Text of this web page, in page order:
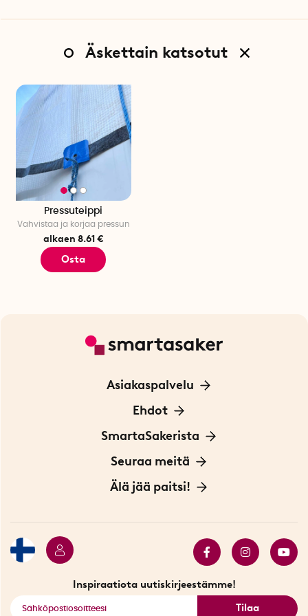
Äskettain katsotut
Pressuteippi
Vahvistaa ja korjaa pressun
alkaen 8.61 €
Osta
Asiakaspalvelu
Ota yhteyttä
Ehdot
Tietoa evästeistä
Yksityisyydensuoja
Sopimusehdot
SmartaSakerista
Meistä
Myymälä Tukholmassa
Seuraa meitä
Innovaattoriblogi
Älä jää paitsi!
Inspiraatiota uutiskirjeestämme!
Tilaa